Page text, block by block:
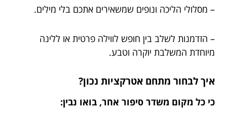
– מסלולי הליכה ונופים שמשאירים אתכם בלי מילים.
– הזדמנות לשלב בין חופש לווילה פרטית או ללינה
מיוחדת המשלבת יוקרה וטבע.
איך לבחור מתחם אטרקציות נכון?
כי כל מקום משדר סיפור אחר, בואו נבין: